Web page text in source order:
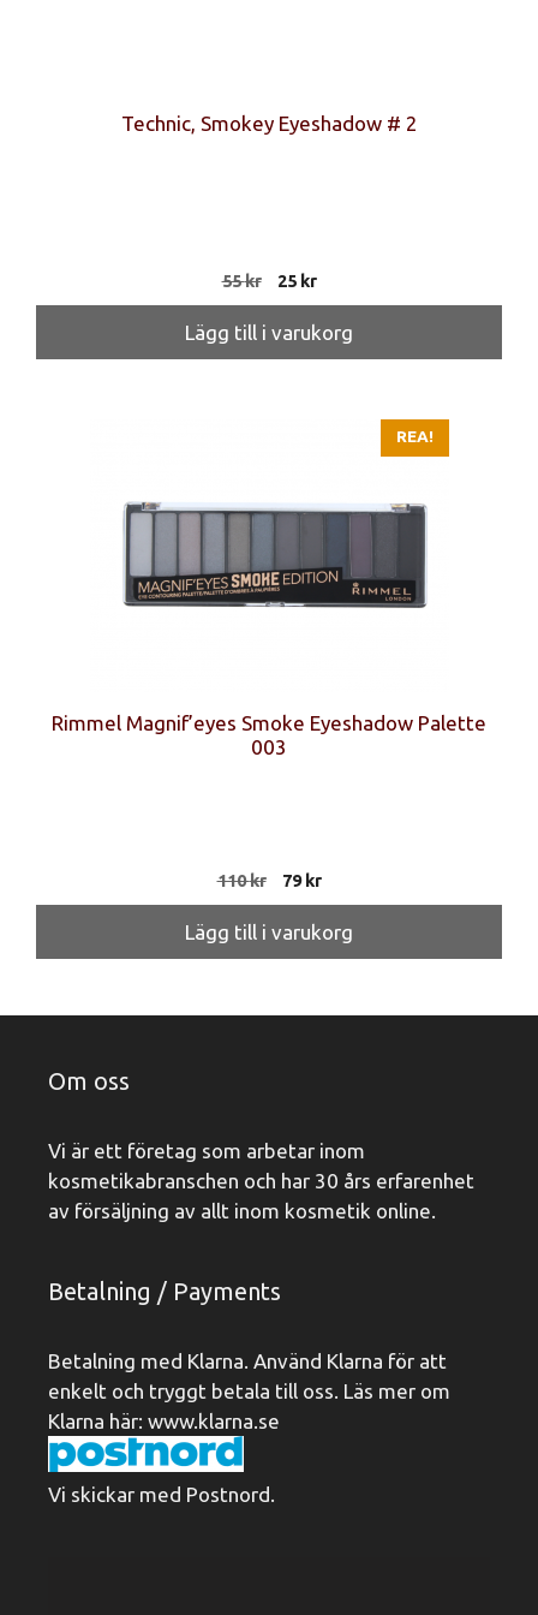
Technic, Smokey Eyeshadow # 2
55kr
Det
ursprungliga
priset
var:
25 krDet
nuvarande
priset
är:
Lägg till i varukorg
REA!
Rimmel Magnif’eyes Smoke Eyeshadow Palette
003
110kr
Det
ursprungliga
priset
var:
79krDet
nuvarande
priset
är:
Lägg till i varukorg
Om oss
Vi är ett företag som arbetar inom
kosmetikabranschen och har 30 års erfarenhet
av försäljning av allt inom kosmetik online.
Betalning / Payments
Betalning med Klarna. Använd Klarna för att
enkelt och tryggt betala till oss. Läs mer om
Klarna här: www.klarna.se
Vi skickar med Postnord.